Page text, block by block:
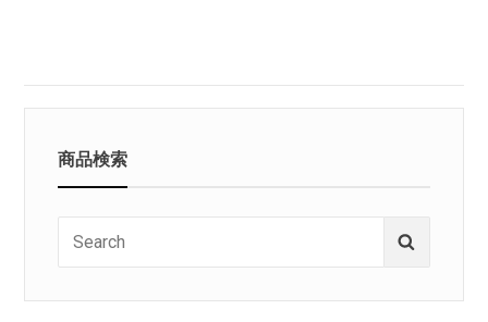
商品検索